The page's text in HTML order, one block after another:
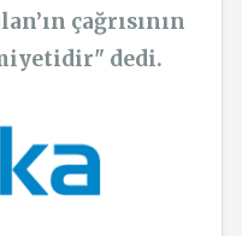
çağrısının
dedi.